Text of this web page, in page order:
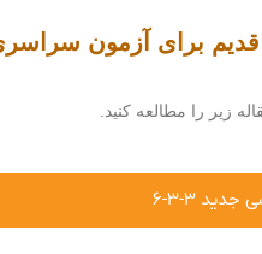
برای آزمون سراسری
۳-۳-۶